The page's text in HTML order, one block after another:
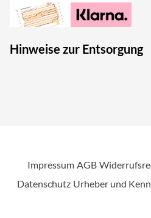
Hinweise zur Entsorgung
Impressum AGB
Datenschutz Urheber und